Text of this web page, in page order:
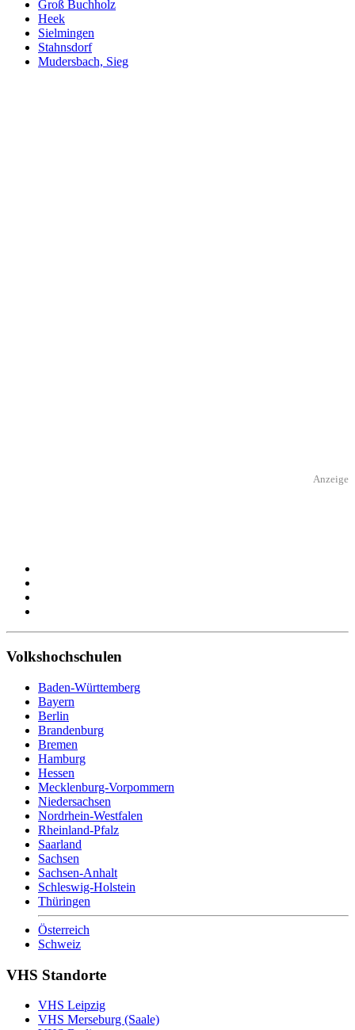
Groß Buchholz
Heek
Sielmingen
Stahnsdorf
Mudersbach, Sieg
Anzeige
Volkshochschulen
Baden-Württemberg
Bayern
Berlin
Brandenburg
Bremen
Hamburg
Hessen
Mecklenburg-Vorpommern
Niedersachsen
Nordrhein-Westfalen
Rheinland-Pfalz
Saarland
Sachsen
Sachsen-Anhalt
Schleswig-Holstein
Thüringen
Österreich
Schweiz
VHS Standorte
VHS Leipzig
VHS Merseburg (Saale)